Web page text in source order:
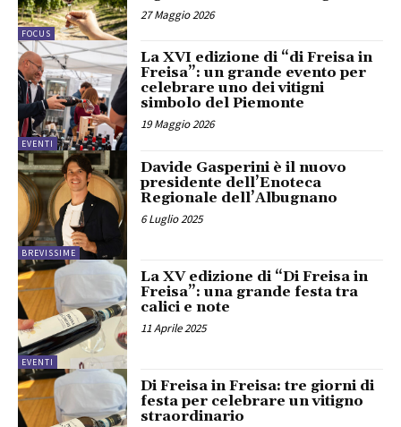
FOCUS
27 Maggio 2026
EVENTI
La XVI edizione di “di Freisa in
Freisa”: un grande evento per
celebrare uno dei vitigni
simbolo del Piemonte
19 Maggio 2026
BREVISSIME
Davide Gasperini è il nuovo
presidente dell’Enoteca
Regionale dell’Albugnano
6 Luglio 2025
EVENTI
La XV edizione di “Di Freisa in
Freisa”: una grande festa tra
calici e note
11 Aprile 2025
Di Freisa in Freisa: tre giorni di
festa per celebrare un vitigno
straordinario